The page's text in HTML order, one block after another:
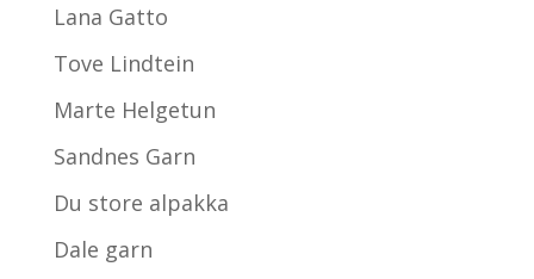
Lana Gatto
Tove Lindtein
Marte Helgetun
Sandnes Garn
Du store alpakka
Dale garn